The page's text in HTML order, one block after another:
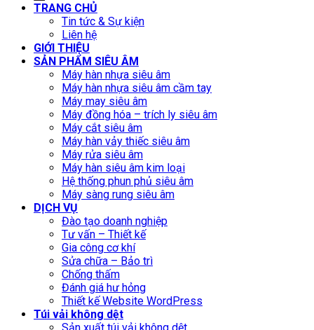
TRANG CHỦ
Tin tức & Sự kiện
Liên hệ
GIỚI THIỆU
SẢN PHẨM SIÊU ÂM
Máy hàn nhựa siêu âm
Máy hàn nhựa siêu âm cầm tay
Máy may siêu âm
Máy đồng hóa – trích ly siêu âm
Máy cắt siêu âm
Máy hàn vảy thiếc siêu âm
Máy rửa siêu âm
Máy hàn siêu âm kim loại
Hệ thống phun phủ siêu âm
Máy sàng rung siêu âm
DỊCH VỤ
Đào tạo doanh nghiệp
Tư vấn – Thiết kế
Gia công cơ khí
Sửa chữa – Bảo trì
Chống thấm
Đánh giá hư hỏng
Thiết kế Website WordPress
Túi vải không dệt